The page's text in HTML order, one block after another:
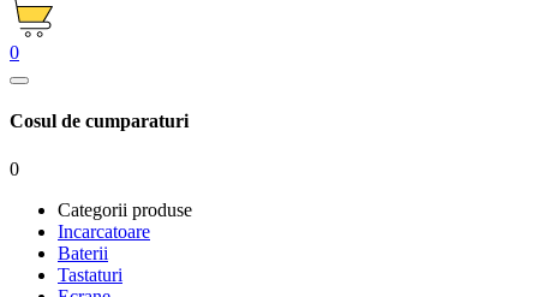
0
Cosul de cumparaturi
0
Categorii produse
Incarcatoare
Baterii
Tastaturi